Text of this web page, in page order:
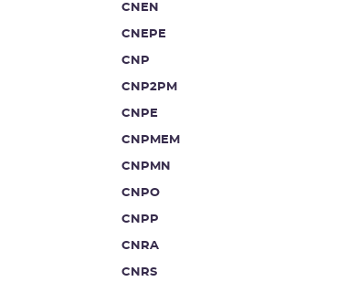
CNEN
CNEPE
CNP
CNP2PM
CNPE
CNPMEM
CNPMN
CNPO
CNPP
CNRA
CNRS